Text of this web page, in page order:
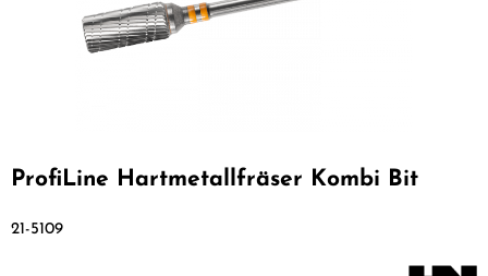
ProfiLine Hartmetallfräser Kombi Bit
21-5109